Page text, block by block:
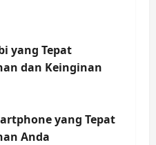
yang Tepat
dan Keinginan
yang Tepat
Anda